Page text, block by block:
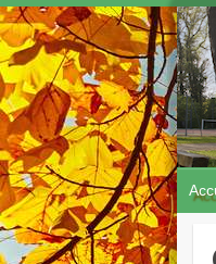
Skip
to
content